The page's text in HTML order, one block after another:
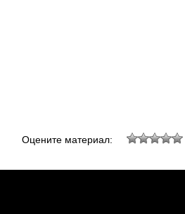
Оцените материал: